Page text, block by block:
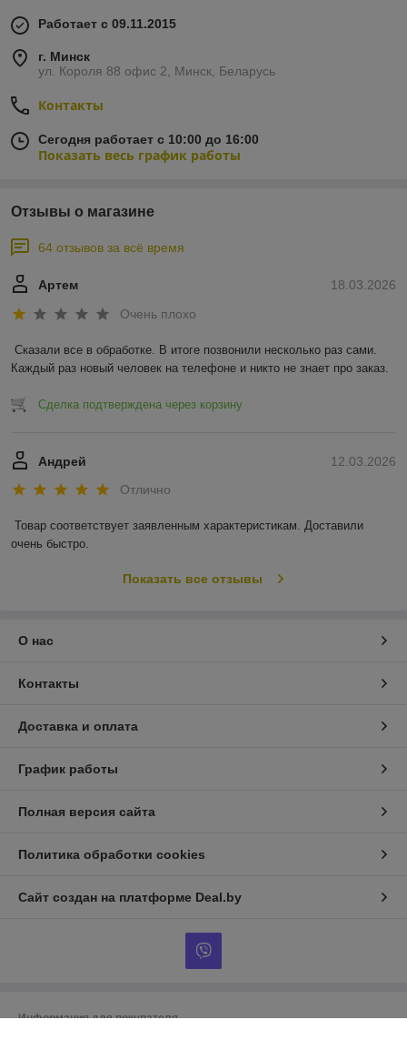
Работает с 09.11.2015
г. Минск
ул. Короля 88 офис 2, Минск, Беларусь
Контакты
Сегодня работает с 10:00 до 16:00
Показать весь график работы
Отзывы о магазине
64 отзывов за всё время
18.03.2026
Артем
Очень плохо
Сказали все в обработке. В итоге позвонили несколько раз сами.
Каждый раз новый человек на телефоне и никто не знает про заказ.
Сделка подтверждена через корзину
12.03.2026
Андрей
Отлично
Товар соответствует заявленным характеристикам. Доставили
очень быстро.
Показать все отзывы
О нас
Контакты
Доставка и оплата
График работы
Полная версия сайта
Политика обработки cookies
Сайт создан на платформе Deal.by
Информация для покупателя